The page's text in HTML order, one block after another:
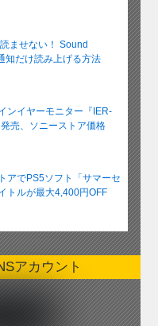
ませない！ Sound
知だけ読み上げる方法
ンイヤーモニター『IER-
売、ソニーストア価格
アでPS5ソフト「サマーセ
トルが最大4,400円OFF
アカウント